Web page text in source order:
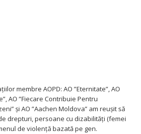
membre AOPD: AO ”Eternitate”, AO
AO ”Fiecare Contribuie Pentru
și AO ”Aachen Moldova” am reușit să
drepturi, persoane cu dizabilități (femei
de violență bazată pe gen.